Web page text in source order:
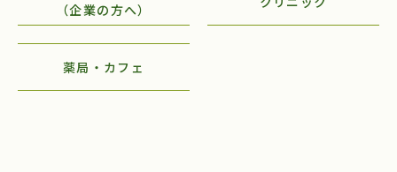
（企業の方へ）
薬局・カフェ